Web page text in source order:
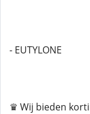
- EUTYLONE
♛ Wij bieden